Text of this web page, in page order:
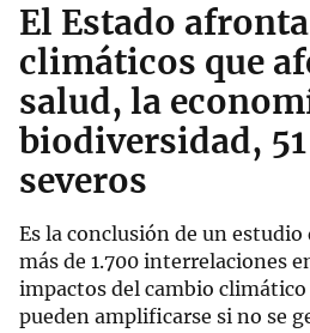
El Estado
climáticos que
salud, la
biodiversidad,
severos
Es la conclusión de un
más de 1.700 interrelaciones
impactos del cambio
pueden amplificarse si no se